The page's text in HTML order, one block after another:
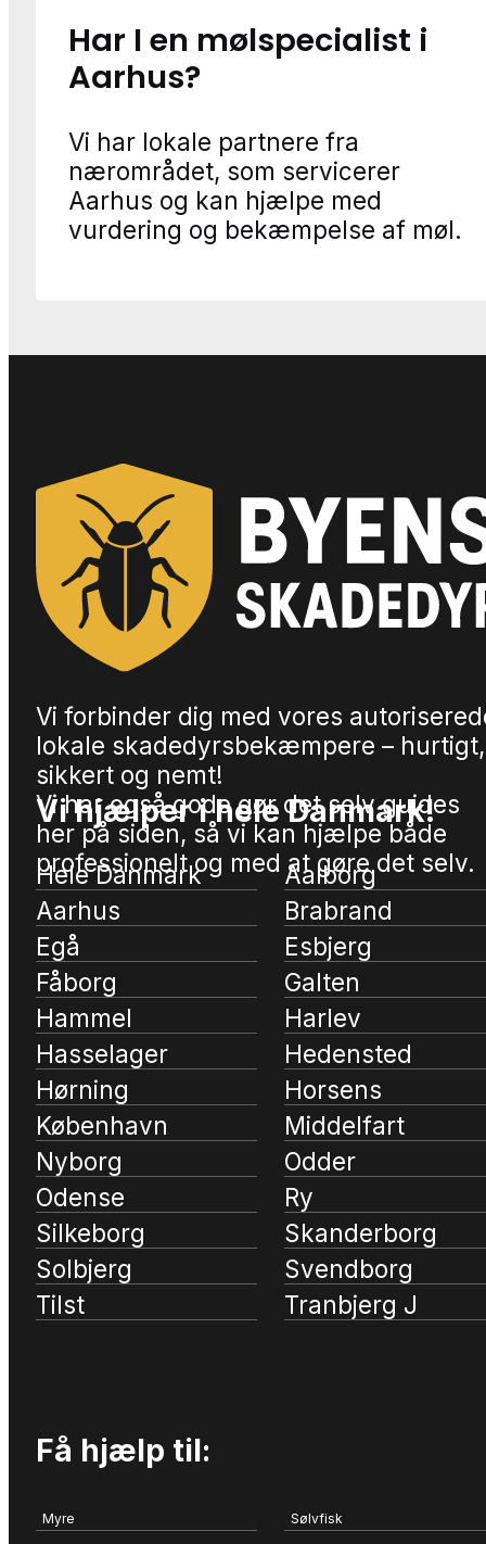
Har I en mølspecialist i
Aarhus?
Vi har lokale partnere fra
nærområdet, som servicerer
Aarhus og kan hjælpe med
vurdering og bekæmpelse af møl.
Vi forbinder dig med vores
lokale skadedyrsbekæmpere – hurtigt,
sikkert og nemt!
Vi har også gode gør det selv guides
her på siden, så vi kan hjælpe både
professionelt og med at gøre det selv.
Vi hjælper i hele Danmark!
Hele Danmark
Aalborg
Aarhus
Brabrand
Egå
Esbjerg
Fåborg
Galten
Hammel
Harlev
Hasselager
Hedensted
Hørning
Horsens
København
Middelfart
Nyborg
Odder
Odense
Ry
Silkeborg
Skanderborg
Solbjerg
Svendborg
Tilst
Tranbjerg J
Få hjælp til:
Myre Sølvfisk